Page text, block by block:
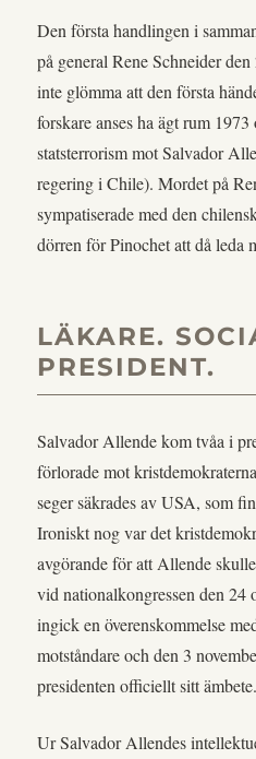
Den första handlingen i
på general Rene Schneider
inte glömma att den första
forskare anses ha ägt rum
statsterrorism mot Salvador
regering i Chile). Mordet på
sympatiserade med den
dörren för Pinochet att då leda
LÄKARE.
PRESIDENT.
Salvador Allende kom tvåa i
förlorade mot
seger säkrades av USA, som
Ironiskt nog var det
avgörande för att Allende
vid nationalkongressen den
ingick en överenskommelse
motståndare och den 3
presidenten officiellt sitt ämbete.
Ur Salvador Allendes